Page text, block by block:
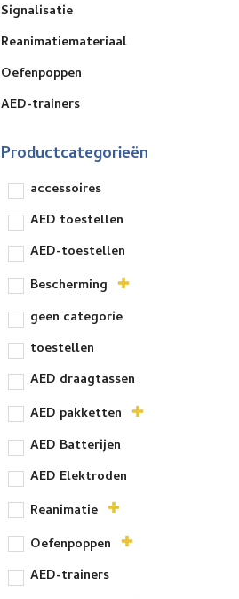
Signalisatie
Reanimatiemateriaal
Oefenpoppen
AED-trainers
Productcategorieën
accessoires
AED toestellen
AED-toestellen
Bescherming
geen categorie
toestellen
AED draagtassen
AED pakketten
AED Batterijen
AED Elektroden
Reanimatie
Oefenpoppen
AED-trainers